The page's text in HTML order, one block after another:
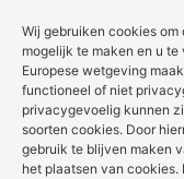
Wij gebruiken cookies
mogelijk te maken en u
Europese wetgeving
functioneel of niet
privacygevoelig kunnen
soorten cookies. Door
gebruik te blijven maken
het plaatsen van